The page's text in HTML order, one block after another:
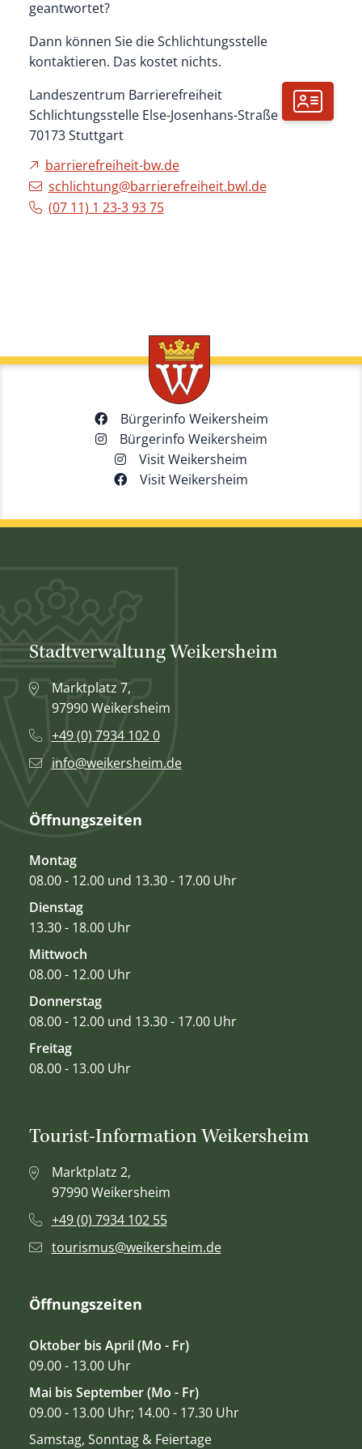
geantwortet?
Dann können Sie die Schlichtungsstelle
kontaktieren. Das kostet nichts.
Landeszentrum Barrierefreiheit
Schlichtungsstelle Else-Josenhans-Straße 6
70173 Stuttgart
barrierefreiheit-bw.de
schlichtung@barrierefreiheit.bwl.de
(07 11) 1 23-3 93 75
Bürgerinfo Weikersheim
Bürgerinfo Weikersheim
Visit Weikersheim
Visit Weikersheim
Stadtverwaltung Weikersheim
Marktplatz 7,
97990 Weikersheim
+49 (0) 7934 102 0
info@weikersheim.de
Öffnungszeiten
Montag
08.00 - 12.00 und 13.30 - 17.00 Uhr
Dienstag
13.30 - 18.00 Uhr
Mittwoch
08.00 - 12.00 Uhr
Donnerstag
08.00 - 12.00 und 13.30 - 17.00 Uhr
Freitag
08.00 - 13.00 Uhr
Tourist-Information Weikersheim
Marktplatz 2,
97990 Weikersheim
+49 (0) 7934 102 55
tourismus@weikersheim.de
Öffnungszeiten
Oktober bis April (Mo - Fr)
09.00 - 13.00 Uhr
Mai bis September (Mo - Fr)
09.00 - 13.00 Uhr; 14.00 - 17.30 Uhr
Samstag, Sonntag & Feiertage